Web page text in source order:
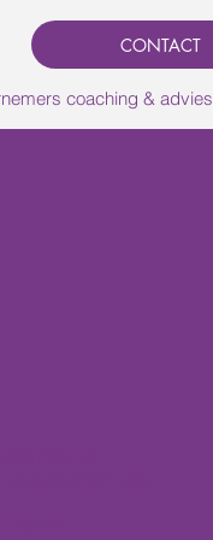
CONTACT
coaching & advies